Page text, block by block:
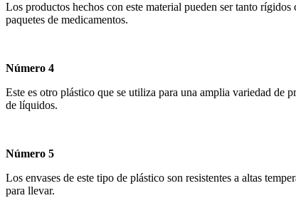
Los productos hechos con este material pueden ser tanto
paquetes de medicamentos.
Número 4
Este es otro plástico que se utiliza para una amplia variedad de
de líquidos.
Número 5
Los envases de este tipo de plástico son resistentes a altas
para llevar.